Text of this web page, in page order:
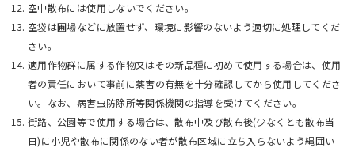
空中散布には使用しないでください。
空袋は圃場などに放置せず、環境に影響のないよう適切に処理してくだ
さい。
適用作物群に属する作物又はその新品種に初めて使用する場合は、使用
者の責任において事前に薬害の有無を十分確認してから使用してくださ
い。なお、病害虫防除所等関係機関の指導を受けてください。
街路、公園等で使用する場合は、散布中及び散布後(少なくとも散布当
日)に小児や散布に関係のない者が散布区域に立ち入らないよう縄囲い